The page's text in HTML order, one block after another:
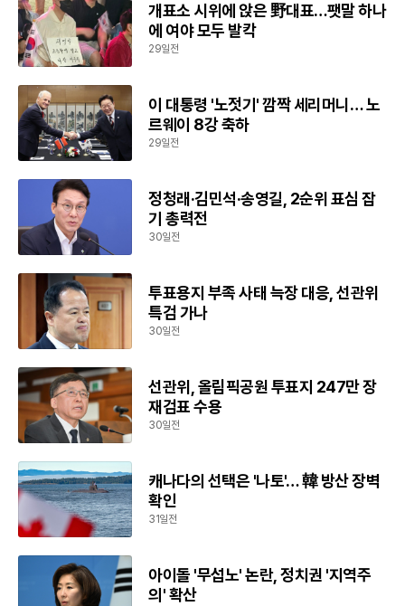
개표소 시위에 앉은 野대표…팻말 하나
에 여야 모두 발칵
29일전
이 대통령 '노젓기' 깜짝 세리머니… 노
르웨이 8강 축하
29일전
정청래·김민석·송영길, 2순위 표심 잡
기 총력전
30일전
투표용지 부족 사태 늑장 대응, 선관위
특검 가나
30일전
선관위, 올림픽공원 투표지 247만 장
재검표 수용
30일전
캐나다의 선택은 '나토'… 韓 방산 장벽
확인
31일전
아이돌 '무섭노' 논란, 정치권 '지역주
의' 확산